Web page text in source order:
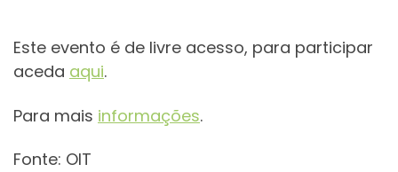
Este evento é de livre acesso, para participar
aceda aqui.
Para mais informações.
Fonte: OIT